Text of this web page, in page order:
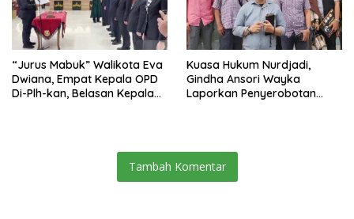
“Jurus Mabuk” Walikota Eva
Dwiana, Empat Kepala OPD
Di-Plh-kan, Belasan Kepala
Kuasa Hukum Nurdjadi,
Gindha Ansori Wayka
Laporkan Penyerobotan
Tambah Komentar